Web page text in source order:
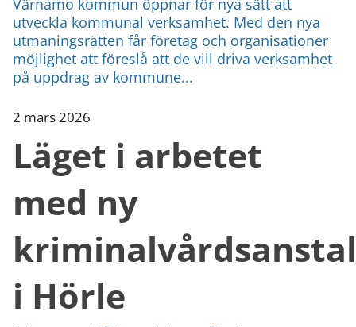
Värnamo kommun öppnar för nya sätt att
utveckla kommunal verksamhet. Med den nya
utmaningsrätten får företag och organisationer
möjlighet att föreslå att de vill driva verksamhet
på uppdrag av kommune...
2 mars 2026
Läget i arbetet
med ny
i Hörle